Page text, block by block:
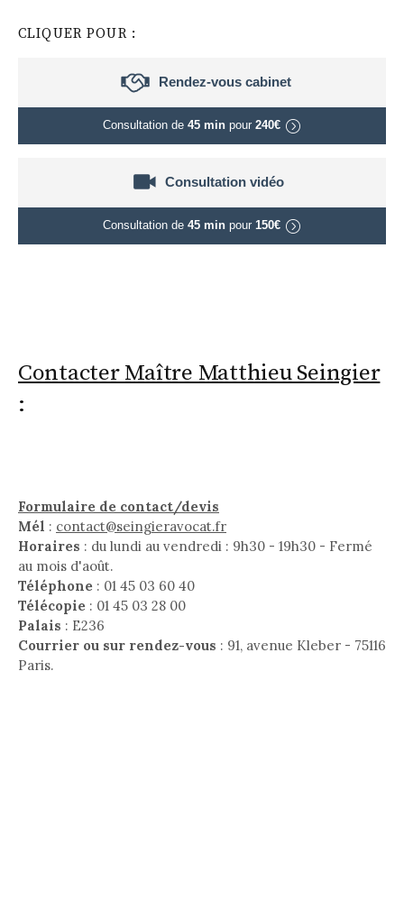
CLIQUER POUR :
Rendez-vous cabinet
Consultation de 45 minpour 240€
Consultation vidéo
Consultation de 45 minpour 150€
Contacter Maître Matthieu Seingier
:
Formulaire de contact/devis
Mél : contact@seingieravocat.fr
Horaires : du lundi au vendredi : 9h30 - 19h30 - Fermé
au mois d'août.
Téléphone : 01 45 03 60 40
Télécopie : 01 45 03 28 00
Palais : E236
Courrier ou sur rendez-vous : 91, avenue Kleber - 75116
Paris.